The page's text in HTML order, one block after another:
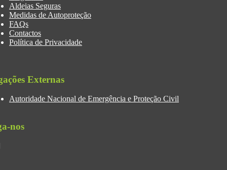
Aldeias Seguras
Medidas de Autoproteção
FAQs
Contactos
Política de Privacidade
Externas
Autoridade Nacional de Emergência e Proteção Civil
nos